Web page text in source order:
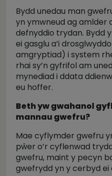
Bydd unedau man
yn ymwneud ag amlder
defnyddio trydan. Bydd
ei gasglu a’i
amgryptiad) i system
rhai sy’n gyfrifol am
mynediad i ddata
eu hoffer.
Beth yw gwahanol
mannau gwefru?
Mae cyflymder gwefru
pŵer o’r cyflenwad
gwefru, maint y pecyn
gwefrydd yn y cerbyd ei